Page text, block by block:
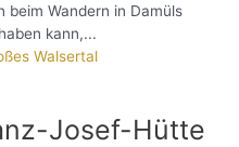
beim Wandern in Damüls
kann,...
Walsertal
Josef-Hütte